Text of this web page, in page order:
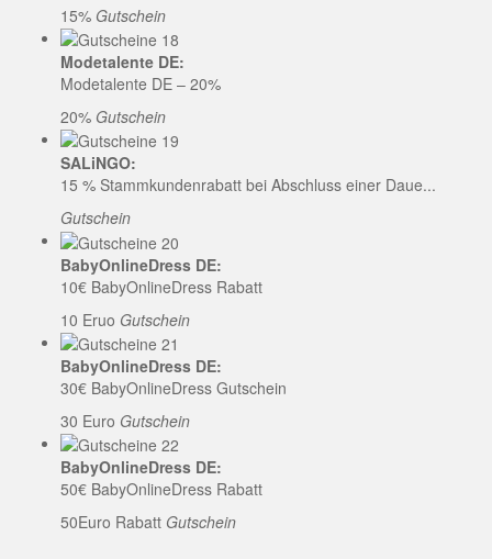
15% Gutschein
Modetalente DE:
Modetalente DE – 20%
20% Gutschein
SALiNGO:
15 % Stammkundenrabatt bei Abschluss einer Daue...
Gutschein
BabyOnlineDress DE:
10€ BabyOnlineDress Rabatt
10 Eruo Gutschein
BabyOnlineDress DE:
30€ BabyOnlineDress Gutschein
30 Euro Gutschein
BabyOnlineDress DE:
50€ BabyOnlineDress Rabatt
50Euro Rabatt Gutschein